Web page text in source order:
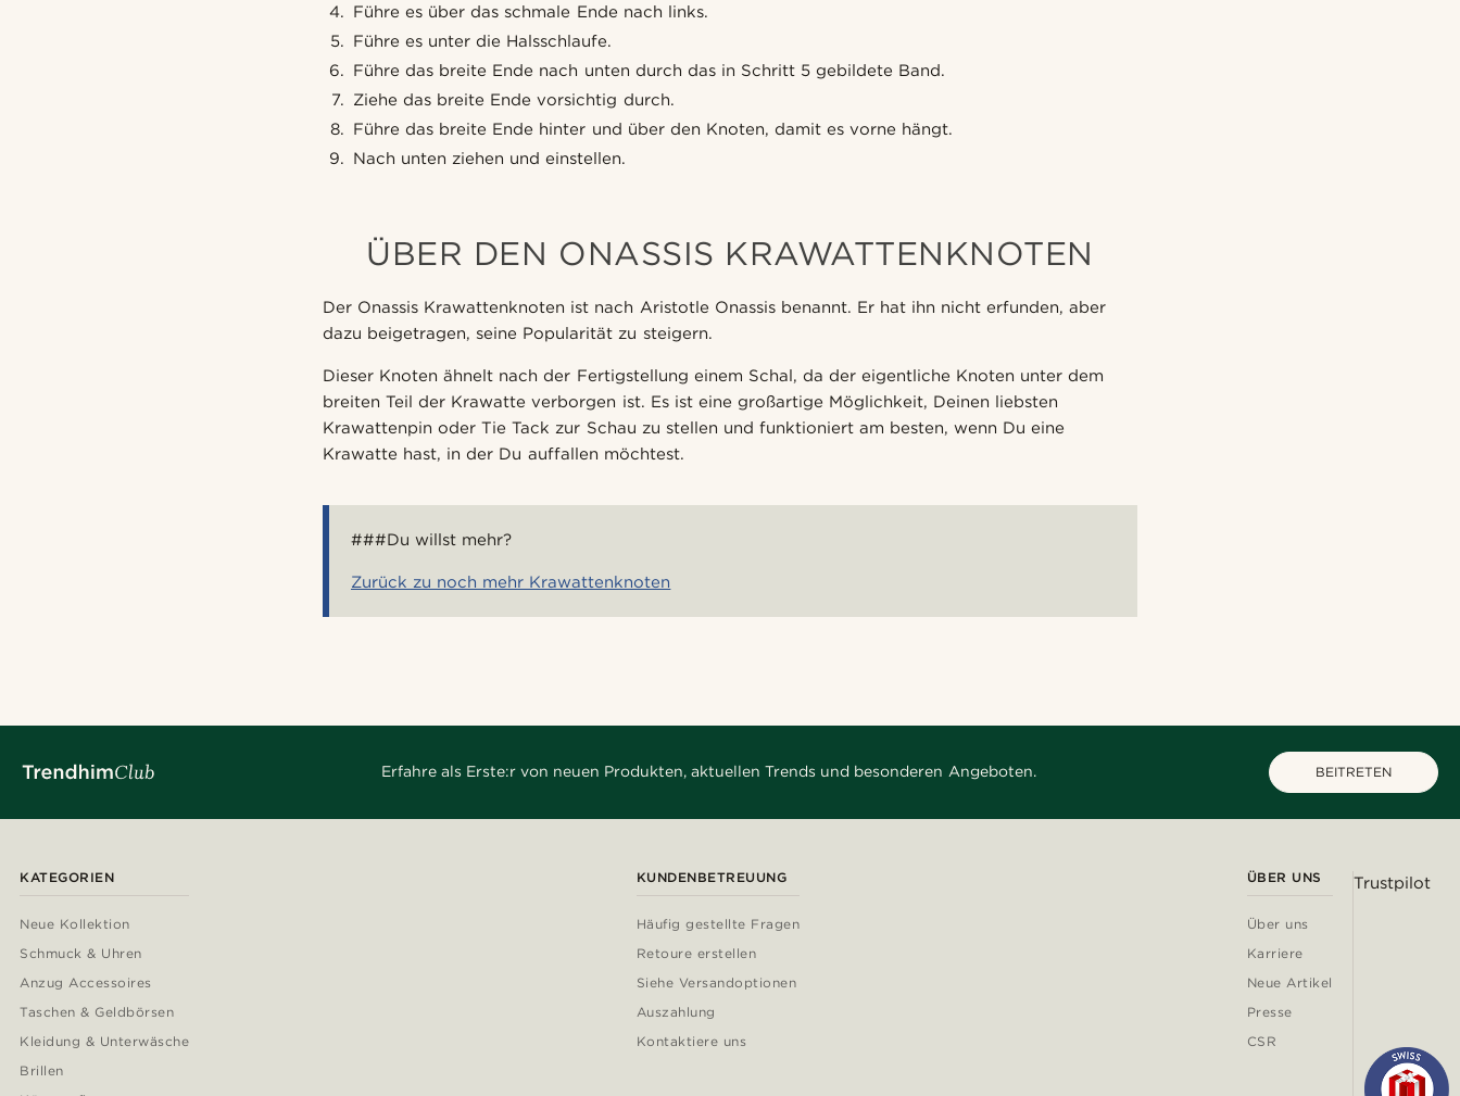
Führe es über das schmale Ende nach links.
Führe es unter die Halsschlaufe.
Führe das breite Ende nach unten durch das in Schritt 5 gebildete Band.
Ziehe das breite Ende vorsichtig durch.
Führe das breite Ende hinter und über den Knoten, damit es vorne hängt.
Nach unten ziehen und einstellen.
ÜBER DEN ONASSIS KRAWATTENKNOTEN
Der Onassis Krawattenknoten ist nach Aristotle Onassis benannt. Er hat ihn nicht erfunden, aber
dazu beigetragen, seine Popularität zu steigern.
Dieser Knoten ähnelt nach der Fertigstellung einem Schal, da der eigentliche Knoten unter dem
breiten Teil der Krawatte verborgen ist. Es ist eine großartige Möglichkeit, Deinen liebsten
Krawattenpin oder Tie Tack zur Schau zu stellen und funktioniert am besten, wenn Du eine
Krawatte hast, in der Du auffallen möchtest.
###Du willst mehr?
Zurück zu noch mehr Krawattenknoten
Erfahre als Erste:r von neuen Produkten, aktuellen Trends und besonderen Angeboten. BEITRETEN
KATEGORIEN
Neue Kollektion
Schmuck & Uhren
Anzug Accessoires
Taschen & Geldbörsen
Kleidung & Unterwäsche
Brillen
KUNDENBETREUUNG
Häufig gestellte Fragen
Retoure erstellen
Siehe Versandoptionen
Auszahlung
Kontaktiere uns
ÜBER UNS
Über uns
Karriere
Neue Artikel
Presse
CSR
Trustpilot